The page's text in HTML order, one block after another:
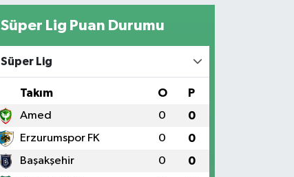
Süper Lig Puan Durumu
Süper Lig
Takım O P
Amed 0 0
Erzurumspor FK 0 0
Başakşehir 0 0